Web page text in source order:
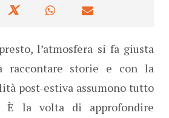
l’atmosfera si fa giusta
raccontare storie e con la
post-estiva assumono tutto
È la volta di approfondire